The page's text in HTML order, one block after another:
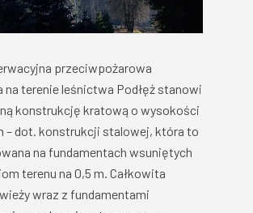
przeciwpożarowa
na terenie leśnictwa Podłęż stanowi
konstrukcję kratową o wysokości
– dot. konstrukcji stalowej, która to
na fundamentach wsuniętych
terenu na 0,5 m. Całkowita
wraz z fundamentami